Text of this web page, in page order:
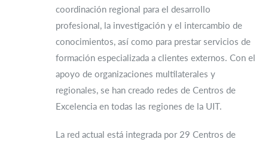
coordinación regional para el desarrollo
profesional, la investigación y el intercambio de
conocimientos, así como para prestar servicios de
formación especializada a clientes externos. Con el
apoyo de organizaciones multilaterales y
regionales, se han creado redes de Centros de
Excelencia en todas las regiones de la UIT.
La red actual está integrada por 29 Centros de